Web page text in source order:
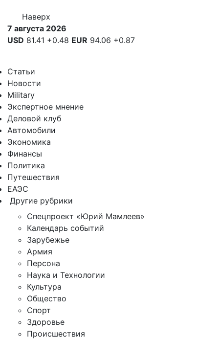
Наверх
7 августа 2026
USD 81.41 +0.48 EUR 94.06 +0.87
Статьи
Новости
Military
Экспертное мнение
Деловой клуб
Автомобили
Экономика
Финансы
Политика
Путешествия
ЕАЭС
Другие рубрики
Спецпроект «Юрий Мамлеев»
Календарь событий
Зарубежье
Армия
Персона
Наука и Технологии
Культура
Общество
Спорт
Здоровье
Происшествия